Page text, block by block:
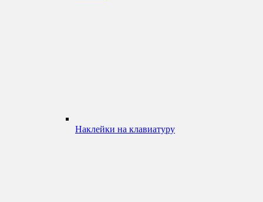
Наклейки на клавиатуру